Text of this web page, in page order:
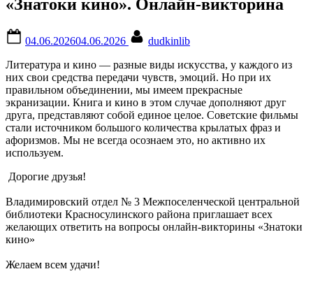
«Знатоки кино». Онлайн-викторина
on
04.06.202604.06.2026
dudkinlib
Литература и кино — разные виды искусства, у каждого из
них свои средства передачи чувств, эмоций. Но при их
правильном объединении, мы имеем прекрасные
экранизации. Книга и кино в этом случае дополняют друг
друга, представляют собой единое целое. Советские фильмы
стали источником большого количества крылатых фраз и
афоризмов. Мы не всегда осознаем это, но активно их
используем.
Дорогие друзья!
Владимировский отдел № 3 Межпоселенческой центральной
библиотеки Красносулинского района приглашает всех
желающих ответить на вопросы онлайн-викторины «Знатоки
кино»
Желаем всем удачи!